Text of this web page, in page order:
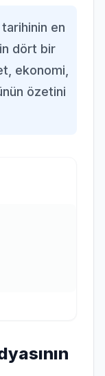
tarihinin en
dört bir
ekonomi,
özetini